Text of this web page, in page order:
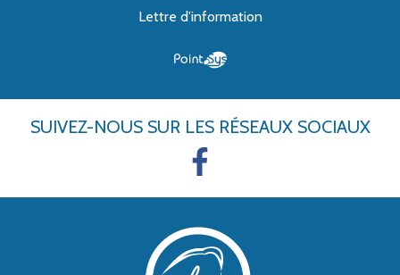
Lettre d'information
SUIVEZ-NOUS SUR LES RÉSEAUX SOCIAUX